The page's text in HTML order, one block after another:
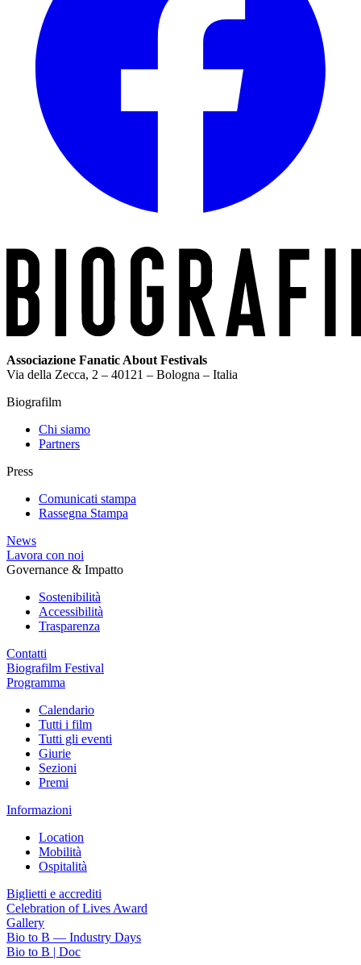
Associazione Fanatic About Festivals
Via della Zecca, 2 – 40121 – Bologna – Italia
Biografilm
Chi siamo
Partners
Press
Comunicati stampa
Rassegna Stampa
News
Lavora con noi
Governance & Impatto
Sostenibilità
Accessibilità
Trasparenza
Contatti
Biografilm Festival
Programma
Calendario
Tutti i film
Tutti gli eventi
Giurie
Sezioni
Premi
Informazioni
Location
Mobilità
Ospitalità
Biglietti e accrediti
Celebration of Lives Award
Gallery
Bio to B — Industry Days
Bio to B | Doc